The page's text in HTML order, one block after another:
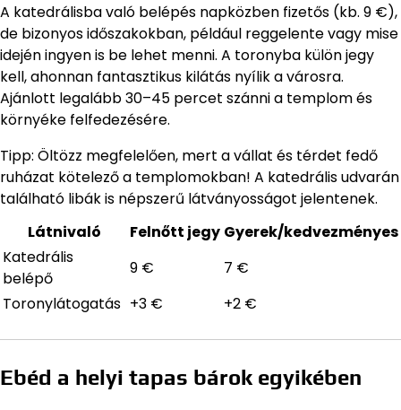
A katedrálisba való belépés napközben fizetős (kb. 9 €),
de bizonyos időszakokban, például reggelente vagy mise
idején ingyen is be lehet menni. A toronyba külön jegy
kell, ahonnan fantasztikus kilátás nyílik a városra.
Ajánlott legalább 30–45 percet szánni a templom és
környéke felfedezésére.
Tipp: Öltözz megfelelően, mert a vállat és térdet fedő
ruházat kötelező a templomokban! A katedrális udvarán
található libák is népszerű látványosságot jelentenek.
Látnivaló
Felnőtt jegy Gyerek/kedvezményes
Katedrális
belépő
9 €
7 €
Toronylátogatás +3 € +2 €
Ebéd a helyi tapas bárok egyikében